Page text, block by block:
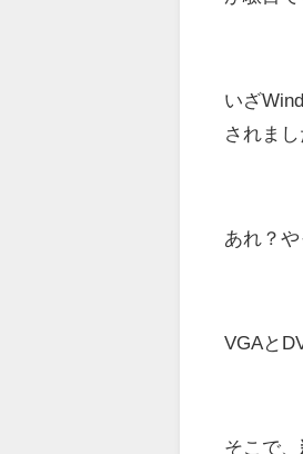
いざ
されまし
あれ？
VGAと
そこで、